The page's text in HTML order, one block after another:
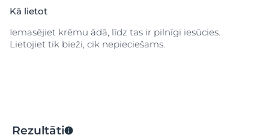
Kā lietot
Iemasējiet krēmu ādā, līdz tas ir pilnīgi iesūcies.
Lietojiet tik bieži, cik nepieciešams.
Rezultāti